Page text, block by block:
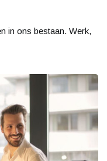
in ons bestaan. Werk,